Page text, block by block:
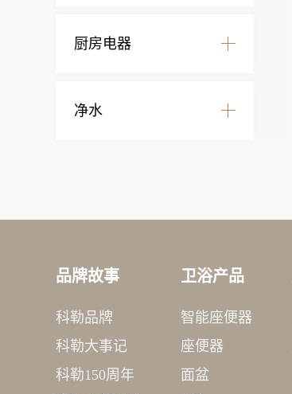
厨房电器
净水
品牌故事
科勒品牌
科勒大事记
科勒150周年
卫浴产品
智能座便器
座便器
面盆